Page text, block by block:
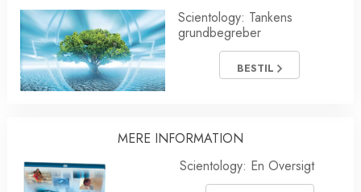
Scientology: Tankens
grundbegreber
BESTIL
MERE INFORMATION
Scientology: En Oversigt